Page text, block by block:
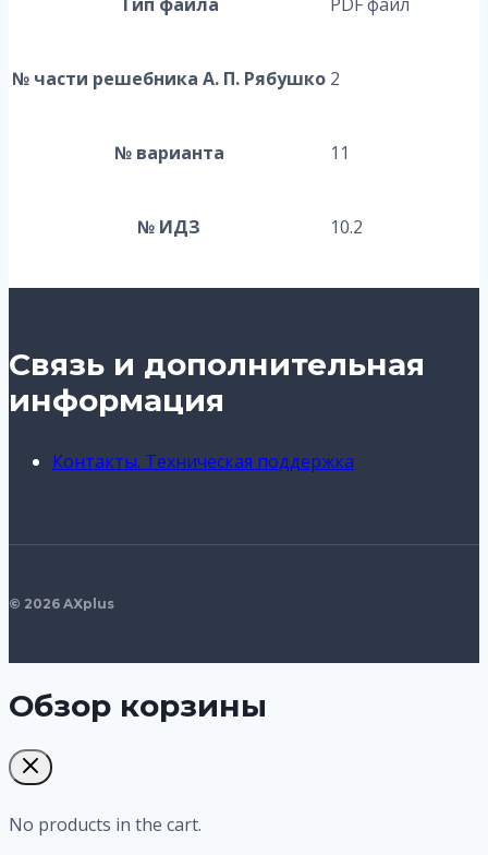
№ части решебника А. П. Рябушко 2
№ варианта 11
№ ИДЗ 10.2
Связь и дополнительная
информация
Контакты. Техническая поддержка
© 2026 AXplus
Обзор корзины
No products in the cart.